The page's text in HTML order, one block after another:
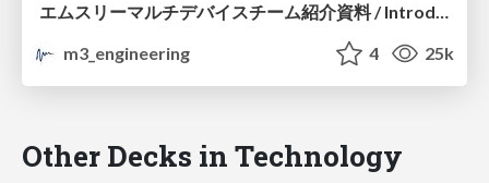
エムスリーマルチデバイスチーム紹介資料 / Introduction of M3 Multi Device Team
m3_engineering
4 25k
Other Decks in Technology